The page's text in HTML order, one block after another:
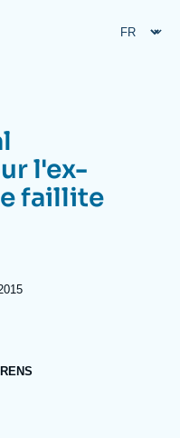
fréquentes
l'ex-
faillite